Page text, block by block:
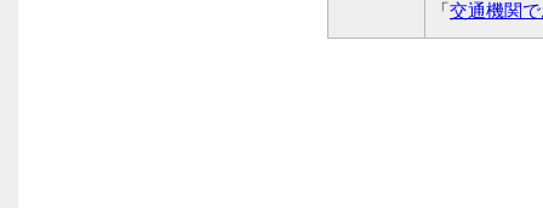
「 交通機関